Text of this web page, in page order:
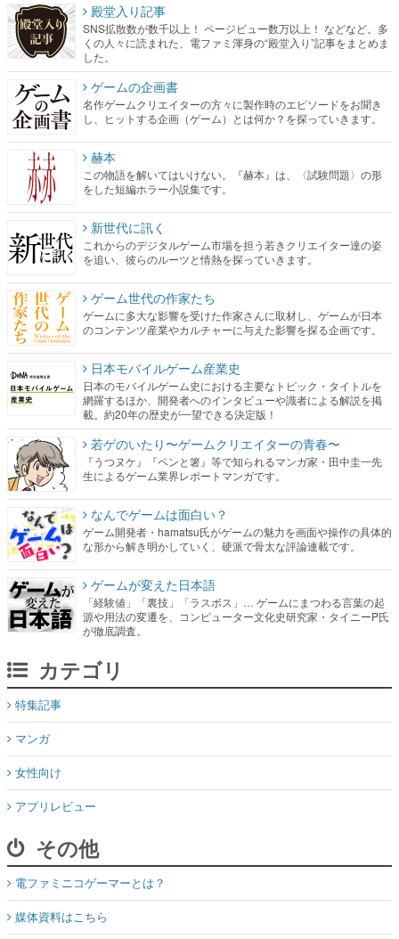
殿堂入り記事
SNS拡散数が数千以上！ ページビュー数万以上！ などなど。多
くの人々に読まれた、電ファミ渾身の“殿堂入り”記事をまとめま
した。
ゲームの企画書
名作ゲームクリエイターの方々に製作時のエピソードをお聞き
し、ヒットする企画（ゲーム）とは何か？を探っていきます。
赫本
この物語を解いてはいけない。『赫本』は、〈試験問題〉の形
をした短編ホラー小説集です。
新世代に訊く
これからのデジタルゲーム市場を担う若きクリエイター達の姿
を追い、彼らのルーツと情熱を探っていきます。
ゲーム世代の作家たち
ゲームに多大な影響を受けた作家さんに取材し、ゲームが日本
のコンテンツ産業やカルチャーに与えた影響を探る企画です。
日本モバイルゲーム産業史
日本のモバイルゲーム史における主要なトピック・タイトルを
網羅するほか、開発者へのインタビューや識者による解説を掲
載。約20年の歴史が一望できる決定版！
若ゲのいたり〜ゲームクリエイターの青春〜
『うつヌケ』『ペンと箸』等で知られるマンガ家・田中圭一先
生によるゲーム業界レポートマンガです。
なんでゲームは面白い？
ゲーム開発者・hamatsu氏がゲームの魅力を画面や操作の具体的
な形から解き明かしていく、硬派で骨太な評論連載です。
ゲームが変えた日本語
「経験値」「裏技」「ラスボス」… ゲームにまつわる言葉の起
源や用法の変遷を、コンピューター文化史研究家・タイニーP氏
が徹底調査。
カテゴリ
特集記事
マンガ
女性向け
アプリレビュー
その他
電ファミニコゲーマーとは？
媒体資料はこちら